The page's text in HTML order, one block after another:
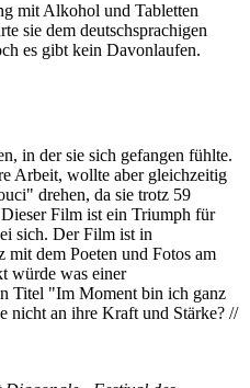
mit Alkohol und Tabletten
sie dem deutschsprachigen
es gibt kein Davonlaufen.
in der sie sich gefangen fühlte.
Arbeit, wollte aber gleichzeitig
drehen, da sie trotz 59
Film ist ein Triumph für
sich. Der Film ist in
dem Poeten und Fotos am
würde was einer
Titel "Im Moment bin ich ganz
nicht an ihre Kraft und Stärke? //